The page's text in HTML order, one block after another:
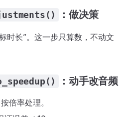
：做决策
时长”。这一步只算数，不动文
：动手改音频
倍率处理。